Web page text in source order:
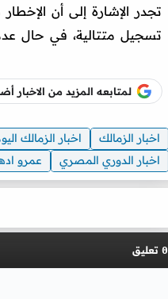
تجدر الإشارة إلى أن
تسجيل متتالية، في حال عدم
لمتابعه المزيد من
اخبار الزمالك اخبار الزمالك
اخبار الدوري المصري
عمرو
0 تعليق